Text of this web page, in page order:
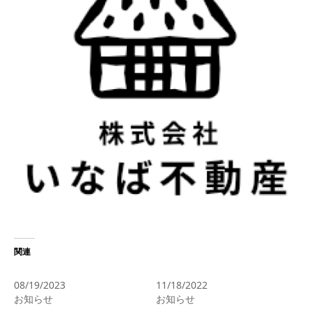
関連
08/19/2023
お知らせ
11/18/2022
お知らせ